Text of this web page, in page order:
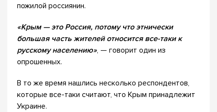
пожилой россиянин.
«Крым — это Россия, потому что этнически
большая часть жителей относится все-таки к
русскому населению», — говорит один из
опрошенных.
В то же время нашлись несколько респондентов,
которые все-таки считают, что Крым принадлежит
Украине.